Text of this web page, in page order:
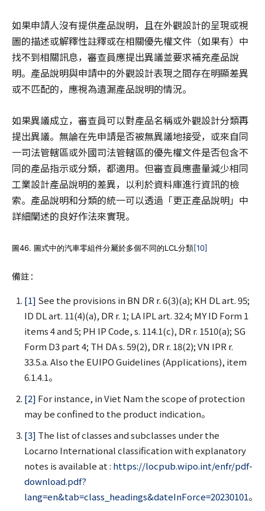
如果申請人沒有提供產品說明，且在外觀設計的呈現或視
圖的描述或解釋性註釋或在相關優先權文件（如果有）中
找不到相關訊息，審查員應提出異議並要求補充產品說
明。產品說明與申請中的外觀設計表現之間存在明顯差異
或不匹配的，應視為遺漏產品說明的情況。
如果異議成立，審查員可以對產品名稱或外觀設計分類再
提出異議。無論在先申請是否被無異議地接受，或來自同
一司法管轄區或外國司法管轄區的優先權文件是否包含不
同的產品指示或分類，都適用。但審查員應盡量減少相同
工業設計產品說明的差異，以利於資料庫進行資訊的檢
索。產品說明和分類的統一可以透過「更正產品說明」中
詳細闡述的良好作法來實現。
圖46. 圖式中的汽車零組件分屬於多個不同的LCL分類[10]
備註：
[1] See the provisions in BN DR r. 6(3)(a); KH DL art. 95;
ID DL art. 11(4)(a), DR r. 1; LA IPL art. 32.4; MY ID Form 1
items 4 and 5; PH IP Code, s. 114.1(c), DR r. 1510(a); SG
Form D3 part 4; TH DA s. 59(2), DR r. 18(2); VN IPR r.
33.5.a. Also the EUIPO Guidelines (Applications), item
6.1.4.1。
[2] For instance, in Viet Nam the scope of protection
may be confined to the product indication。
[3] The list of classes and subclasses under the
Locarno International classification with explanatory
notes is available at : https://locpub.wipo.int/enfr/pdf-
download.pdf?
lang=en&tab=class_headings&dateInForce=20230101。